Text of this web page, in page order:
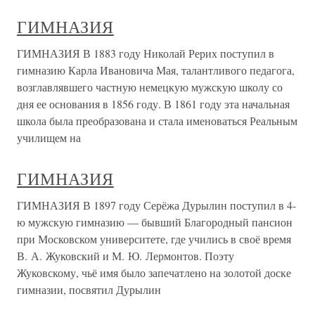
ГИМНАЗИЯ
ГИМНАЗИЯ В 1883 году Николай Рерих поступил в
гимназию Карла Ивановича Мая, талантливого педагога,
возглавлявшего частную немецкую мужскую школу со
дня ее основания в 1856 году. В 1861 году эта начальная
школа была преобразована и стала именоваться Реальным
училищем на
ГИМНАЗИЯ
ГИМНАЗИЯ В 1897 году Серёжа Дурылин поступил в 4-
ю мужскую гимназию — бывший Благородный пансион
при Московском университете, где учились в своё время
В. А. Жуковский и М. Ю. Лермонтов. Поэту
Жуковскому, чьё имя было запечатлено на золотой доске
гимназии, посвятил Дурылин